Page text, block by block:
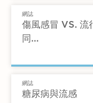
等。
發燒會長高的迷
係，有說法是可
候，亦是抵抗力
狀，如嚴重
尿等，應該
發燒侷一身汗有
穿著太多衣服/被
著輕便服裝，更
本身不是一個病
注在找出發燒的
網誌
傷風感冒 VS. 流
同...
網誌
糖尿病與流感